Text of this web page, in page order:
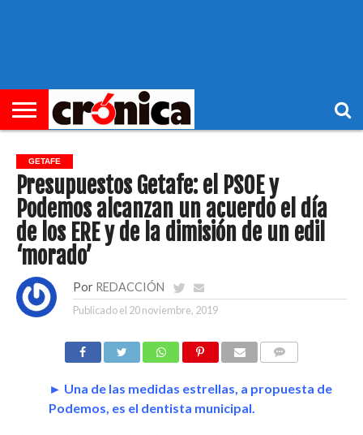
GETAFE
Presupuestos Getafe: el PSOE y
Podemos alcanzan un acuerdo el día
de los ERE y de la dimisión de un edil
‘morado’
Por REDACCIÓN
Publicado el 20 noviembre, 2019
► Una de las medidas estrellas, a propuesta de
Podemos, es el dentista municipal.